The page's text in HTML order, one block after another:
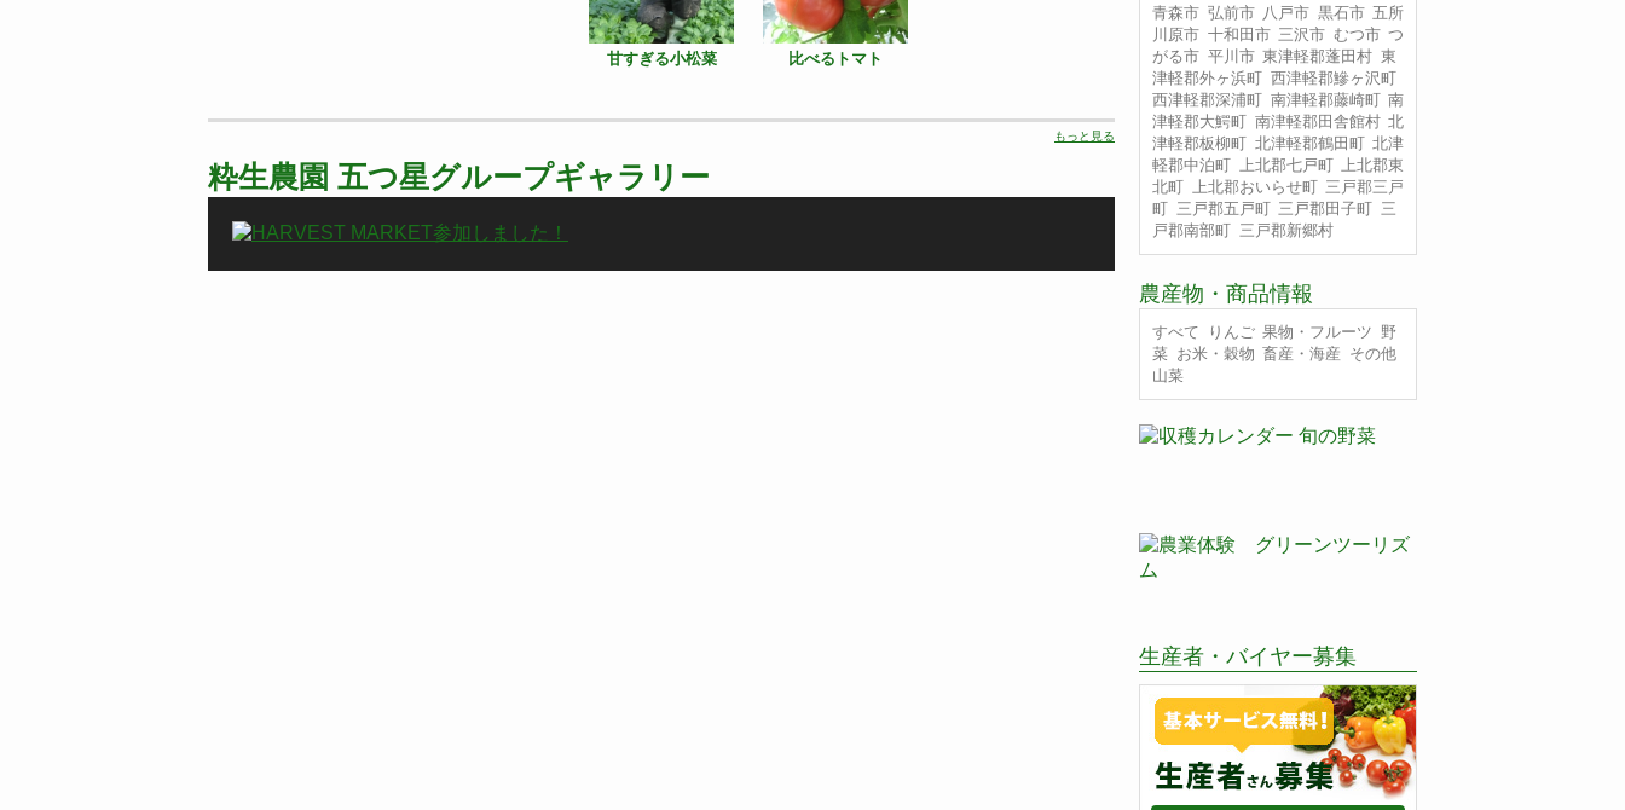
甘すぎる小松菜 比べるトマト
もっと見る
粋生農園 五つ星グループギャラリー
青森市 弘前市 八戸市 黒石市 五所
川原市 十和田市 三沢市 むつ市 つ
がる市 平川市 東津軽郡蓬田村 東
津軽郡外ヶ浜町 西津軽郡鰺ヶ沢町
西津軽郡深浦町 南津軽郡藤崎町 南
津軽郡大鰐町 南津軽郡田舎館村 北
津軽郡板柳町 北津軽郡鶴田町 北津
軽郡中泊町
上北郡七戸町
上北郡東
北町
上北郡おいらせ町 三戸郡三戸
町 三戸郡五戸町 三戸郡田子町 三
戸郡南部町 三戸郡新郷村
農産物・商品情報
すべて りんご 果物・フルーツ 野
菜 お米・穀物 畜産・海産 その他
山菜
生産者・バイヤー募集